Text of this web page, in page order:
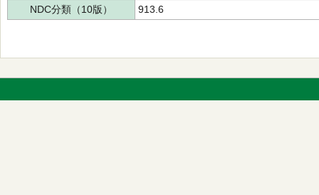
NDC分類（10版）
913.6